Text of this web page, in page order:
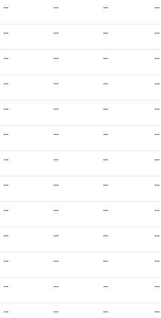
-- -- -- --
-- -- -- --
-- -- -- --
-- -- -- --
-- -- -- --
-- -- -- --
-- -- -- --
-- -- -- --
-- -- -- --
-- -- -- --
-- -- -- --
-- -- -- --
-- -- -- --